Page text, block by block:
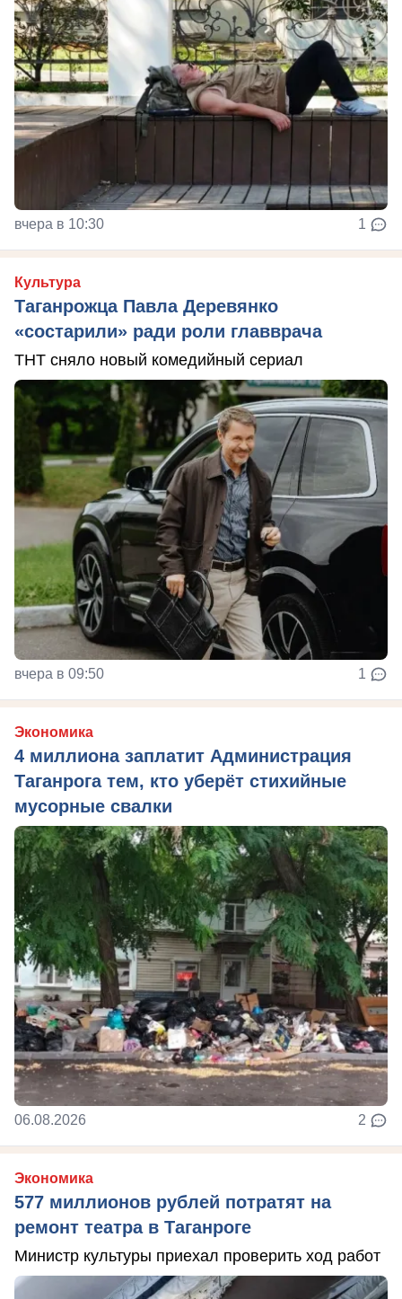
вчера в 10:30 1
Культура
Таганрожца Павла Деревянко
«состарили» ради роли главврача
ТНТ сняло новый комедийный сериал
вчера в 09:50 1
Экономика
4 миллиона заплатит Администрация
Таганрога тем, кто уберёт стихийные
мусорные свалки
06.08.2026 2
Экономика
577 миллионов рублей потратят на
ремонт театра в Таганроге
Министр культуры приехал проверить ход работ